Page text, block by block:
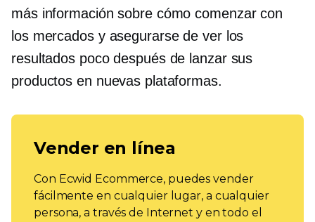
más información sobre cómo comenzar con
los mercados y asegurarse de ver los
resultados poco después de lanzar sus
productos en nuevas plataformas.
Vender en línea
Con Ecwid Ecommerce, puedes vender
fácilmente en cualquier lugar, a cualquier
persona, a través de Internet y en todo el